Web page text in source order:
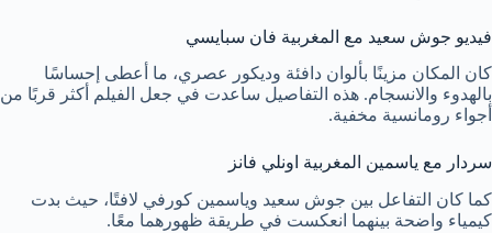
فيديو جوش سعيد مع المغربية فان سبايسي
كان المكان مزينًا بألوان دافئة وديكور عصري، ما أعطى إحساسًا
بالهدوء والانسجام. هذه التفاصيل ساعدت في جعل الفيلم أكثر قربًا من
أجواء رومانسية مخفية.
سردار مع ياسمين المغربية اونلي فانز
كما كان التفاعل بين جوش سعيد وياسمين كورفي لافتًا، حيث بدت
كيمياء واضحة بينهما انعكست في طريقة ظهورهما معًا.